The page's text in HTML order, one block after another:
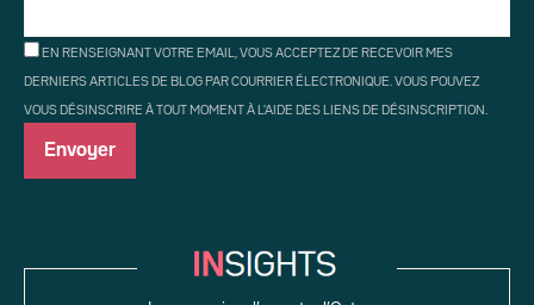
EN RENSEIGNANT VOTRE EMAIL, VOUS ACCEPTEZ DE RECEVOIR MES
DERNIERS ARTICLES DE BLOG PAR COURRIER ÉLECTRONIQUE. VOUS POUVEZ
VOUS DÉSINSCRIRE À TOUT MOMENT À L'AIDE DES LIENS DE DÉSINSCRIPTION.